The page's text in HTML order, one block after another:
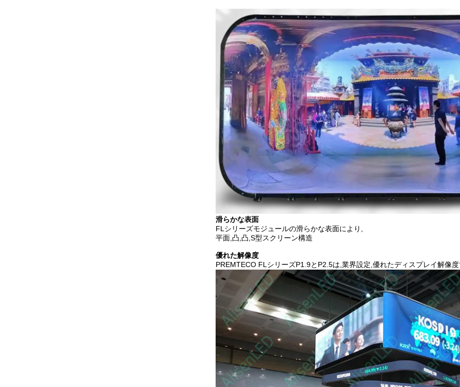
滑らかな表面
FLシリーズモジュールの滑らかな表面により,
平面,凸,凸,S型スクリーン構造
優れた解像度
PREMTECO FLシリーズP1.9とP2.5は,業界設定,優れたディスプレイ解像